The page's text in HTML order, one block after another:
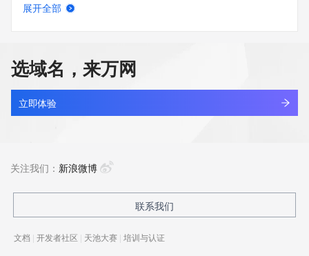
jysd.fun
最近查询
查看详情
最近查询
展开全部
选域名，来万网
立即体验
关注我们： 新浪微博
联系我们
文档 | 开发者社区 | 天池大赛 | 培训与认证